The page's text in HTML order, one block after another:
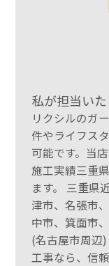
私が担当い
リクシルのガ
件やライフス
可能です。当
施工実績三重
ます。 三重県
津市、名張市
中市、箕面市
(名古屋市周辺
工事なら、信